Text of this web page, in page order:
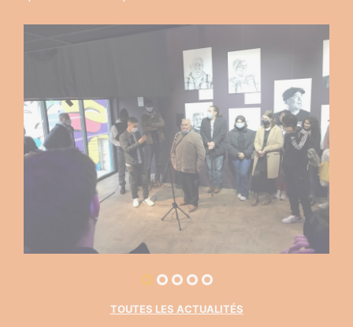
TOUTES LES ACTUALITÉS